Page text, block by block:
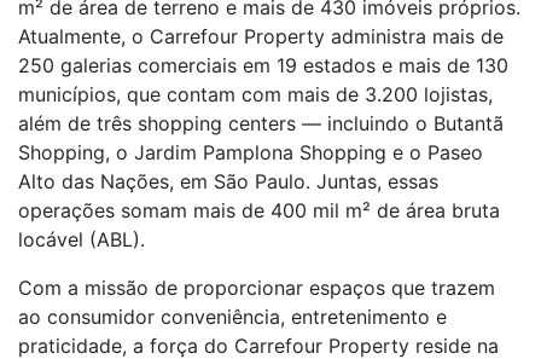
m² de área de terreno e mais de 430 imóveis próprios.
Atualmente, o Carrefour Property administra mais de
250 galerias comerciais em 19 estados e mais de 130
municípios, que contam com mais de 3.200 lojistas,
além de três shopping centers — incluindo o Butantã
Shopping, o Jardim Pamplona Shopping e o Paseo
Alto das Nações, em São Paulo. Juntas, essas
operações somam mais de 400 mil m² de área bruta
locável (ABL).
Com a missão de proporcionar espaços que trazem
ao consumidor conveniência, entretenimento e
praticidade, a força do Carrefour Property reside na